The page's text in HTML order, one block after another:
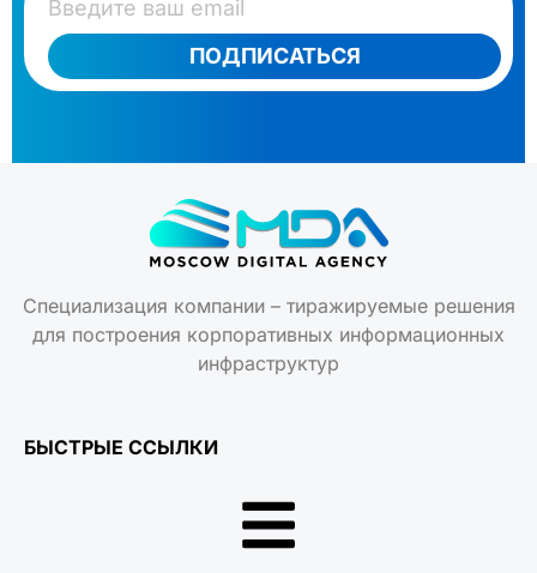
ПОДПИСАТЬСЯ
Специализация компании – тиражируемые решения
для построения корпоративных информационных
инфраструктур
БЫСТРЫЕ ССЫЛКИ